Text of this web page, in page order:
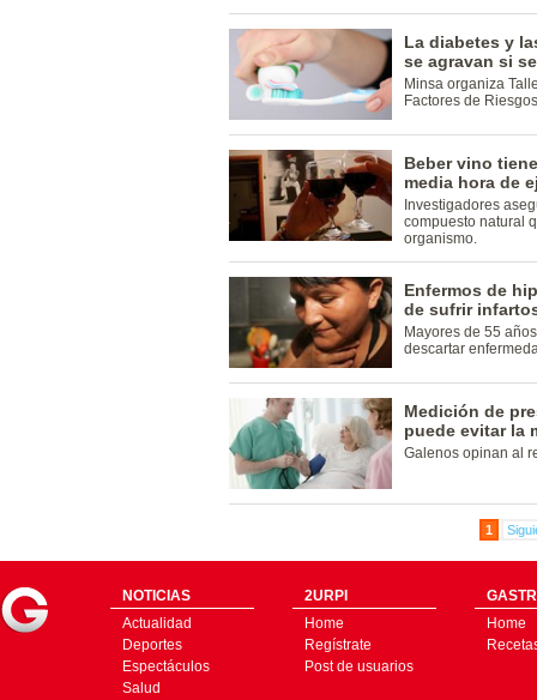
La diabetes y
se agravan si
Minsa organiza
Factores de
Beber vino
media hora de
Investigadores
compuesto natural
organismo.
Enfermos de
de sufrir
Mayores de 55
descartar
Medición de
puede evitar la
Galenos opinan al
1
NOTICIAS
Actualidad
Deportes
Espectáculos
Salud
2URPI
Home
Regístrate
Post de usuarios
Home